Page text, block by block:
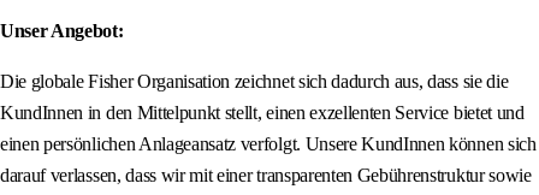
Unser Angebot:
Die globale Fisher Organisation zeichnet sich dadurch aus, dass sie die
KundInnen in den Mittelpunkt stellt, einen exzellenten Service bietet und
einen persönlichen Anlageansatz verfolgt. Unsere KundInnen können sich
darauf verlassen, dass wir mit einer transparenten Gebührenstruktur sowie